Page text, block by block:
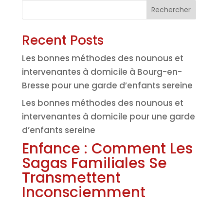
Rechercher
Recent Posts
Les bonnes méthodes des nounous et
intervenantes à domicile à Bourg-en-
Bresse pour une garde d’enfants sereine
Les bonnes méthodes des nounous et
intervenantes à domicile pour une garde
d’enfants sereine
Enfance : Comment Les
Sagas Familiales Se
Transmettent
Inconsciemment